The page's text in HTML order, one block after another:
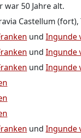
war 50 Jahre alt.
Castellum
und Ingunde
und Ingunde
und Ingunde
und Ingunde